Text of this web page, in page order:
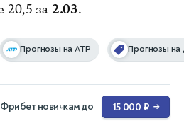
20,5 за2.03.
Прогнозы на ATP Прогнозы
Фрибет новичкам до 15 000 ₽ →